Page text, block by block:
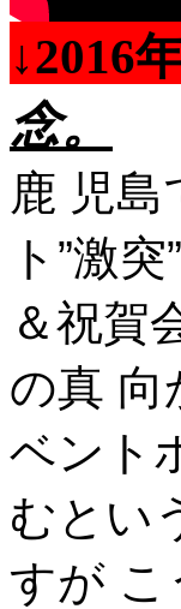
↓2016
念。
鹿 児
ト”激
＆祝賀
の真 向
ベント
むとい
すが こ